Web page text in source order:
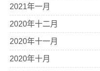
2021年一月
2020年十二月
2020年十一月
2020年十月